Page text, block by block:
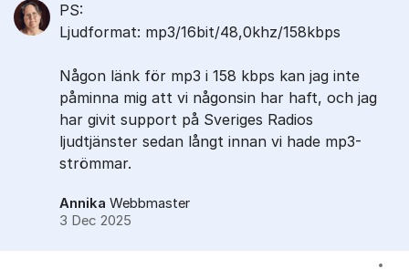
PS:
Ljudformat: mp3/16bit/48,0khz/158kbps
Någon länk för mp3 i 158 kbps kan jag inte
påminna mig att vi någonsin har haft, och jag
har givit support på Sveriges Radios
ljudtjänster sedan långt innan vi hade mp3-
strömmar.
Annika Webbmaster
3 Dec 2025